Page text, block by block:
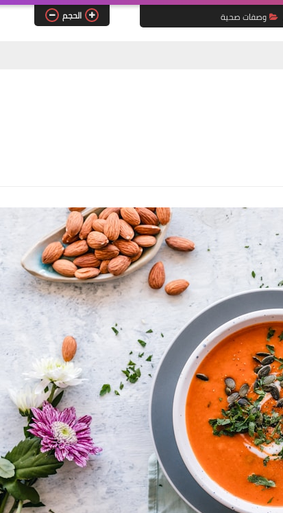
وصفات صحية الحجم